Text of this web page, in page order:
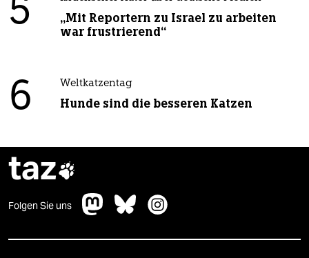
5
„Mit Reportern zu Israel zu arbeiten
war frustrierend“
6 Weltkatzentag
Hunde sind die besseren Katzen
taz
Folgen Sie uns